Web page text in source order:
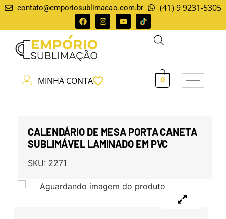
contato@emporiosublimacao.com.br (41) 9 9231-5305
MINHA CONTA 0
CALENDÁRIO DE MESA PORTA CANETA
SUBLIMÁVEL LAMINADO EM PVC
SKU: 2271